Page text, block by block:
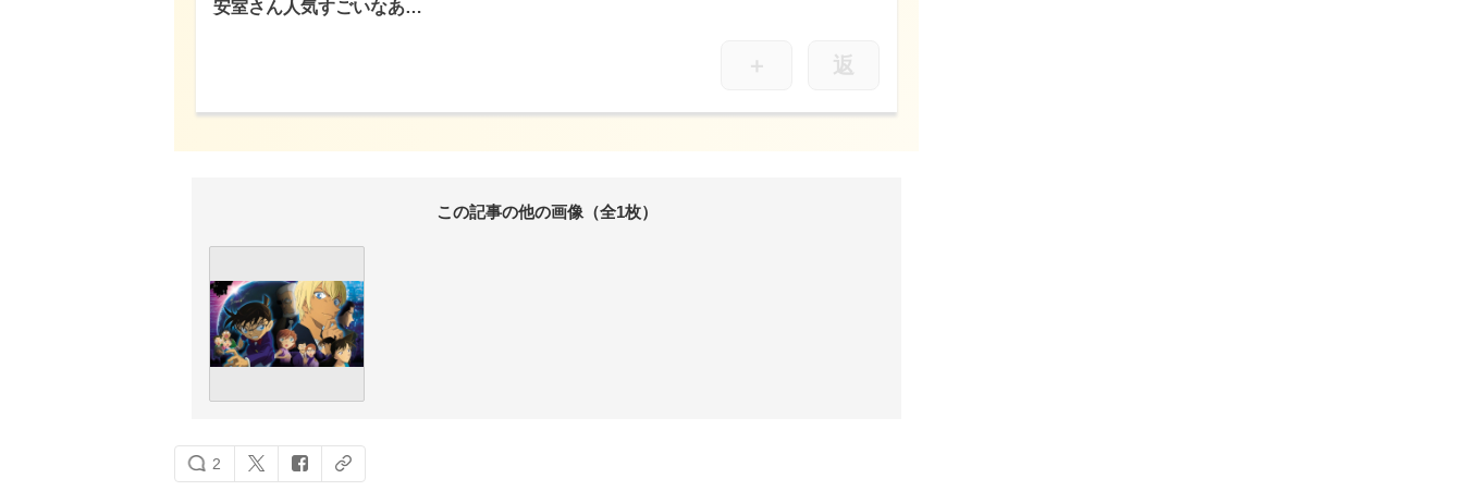
安室さん人気すごいなあ…
＋ 返
この記事の他の画像（全1枚）
2